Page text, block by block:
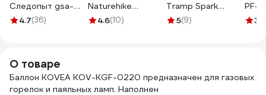
Следопыт gsa-
05",
05
4.7(36)
Naturehike
NH20CJ008 10
4.6(10)
Tramp Spark
14x10.5x4.2 TRG-
5(9)
PF-
3.3
О товаре
Баллон KOVEA KOV-KGF-0220 предназначен для газовых
горелок и паяльных ламп. Наполнен